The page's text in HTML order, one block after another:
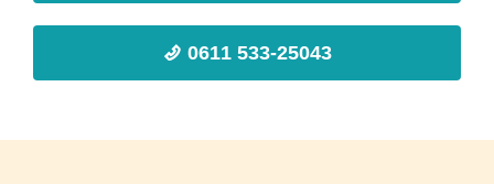
0611 533-25043